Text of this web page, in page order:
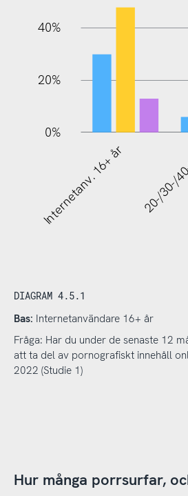
40%
20%
0%
Internetanv. 16+ år 20-/
DIAGRAM 4.5.1
Bas: Internetanvändare 16+ år
Fråga: Har du under de senaste 12
att ta del av pornografiskt innehåll
2022 (Studie 1)
Hur många porrsurfar,